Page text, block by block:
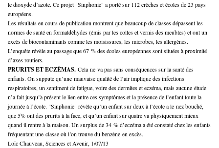
le dioxyde d’azote. Ce projet "Sinphonie" a porté sur 112 crèches et écoles de 23 pays
européens.
Les résultats en cours de publication montrent que beaucoup de classes dépassent les
normes de santé en formaldéhydes (émis par les colles et vernis des meubles) et ont un
excès de biocontaminants comme les moisissures, les microbes, les allergènes.
L’enquête révèle au passage que 67 % des écoles européennes sont situées à proximité
d’axes routiers.
PRURITS ET ECZÉMAS. Cela ne va pas sans conséquences sur la santé des
enfants. On suppute qu’une mauvaise qualité de l’air implique des infections
respiratoires, un sentiment de fatigue, voire des dermites et eczéma, mais aucune étude
n’a fait jusqu’à présent le lien entre ces symptômes et la présence de l’enfant toute la
journée à l’école. "Sinphonie" révèle qu’un enfant sur deux à l’école a le nez bouché,
que 5% ont des prurits à la face, et qu’un enfant sur quatre va physiquement mieux
quand il rentre à la maison. Un surplus de 34 % d’eczéma a été constaté chez les enfants
fréquentant une classe où l’on trouve du benzène en excès.
Loïc Chauveau, Sciences et Avenir, 1/07/13